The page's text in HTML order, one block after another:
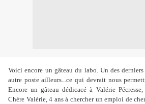
Voici encore un gâteau du labo. Un des
autre poste ailleurs...ce qui devrait nous
Encore un gâteau dédicacé à Valérie
Chère Valérie, 4 ans à chercher un emploi de